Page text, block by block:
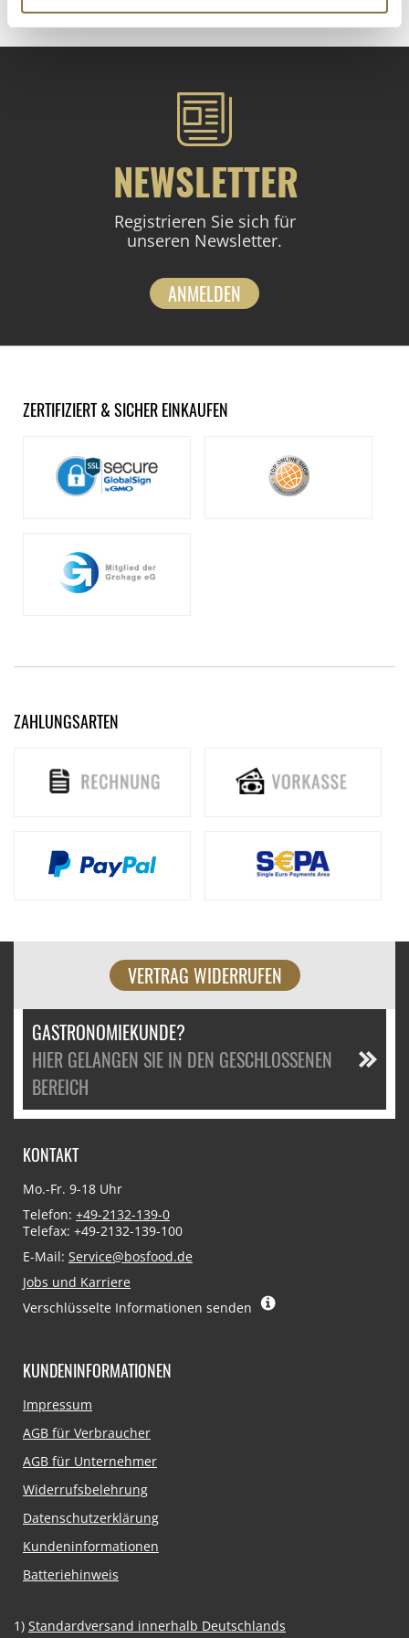
NEWSLETTER
Registrieren Sie sich für
unseren Newsletter.
ANMELDEN
ZERTIFIZIERT & SICHER EINKAUFEN
ZAHLUNGSARTEN
VERTRAG WIDERRUFEN
GASTRONOMIEKUNDE?
HIER GELANGEN SIE IN DEN GESCHLOSSENEN
BEREICH
KONTAKT
Mo.-Fr. 9-18 Uhr
Telefon: +49-2132-139-0
Telefax: +49-2132-139-100
E-Mail: Service@bosfood.de
Jobs und Karriere
Verschlüsselte Informationen senden
KUNDENINFORMATIONEN
Navigation
Impressum
AGB für Verbraucher
AGB für Unternehmer
Widerrufsbelehrung
Datenschutzerklärung
Kundeninformationen
Batteriehinweis
1) Standardversand innerhalb Deutschlands